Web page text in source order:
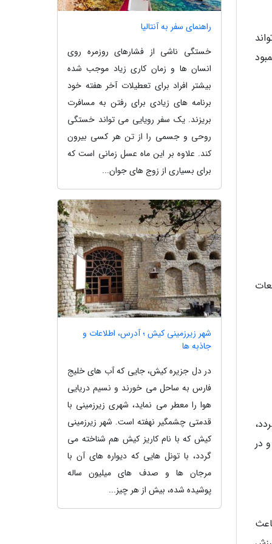
در
راهنمای سفر به آنتالیا
خستگی ناشی از فشارهای روزمره روی
انسان ها و زمان کاری زیاد موجب شده
بیشتر افراد برای تعطیلات آخر هفته خود
برنامه های زیادی برای رفتن به مسافرت
بریزند. یک سفر رویایی می تواند خستگی
روحی و جسمی را از تن هر کسی بیرون
کند. علاوه بر این ماه عسل زمانی است که
برای بسیاری از زوج های جوان...
شهر زیرزمینی کیش ؛ آدرس، اطلاعات و
جاذبه ها
در دل جزیره کیش، جایی که آب های خلیج
فارس به ساحل می خورند و نسیم دریایی
هوا را معطر می نماید، شهری زیرزمینی با
قدمتی چشمگیر نهفته است. شهر زیرزمینی
کیش که با نام کاریز کیش هم شناخته می
گردد، با تونل هایی که دیواره های آن با
مرجان ها و صدف های میلیون ساله
پوشیده شده، بیش از هر چیز...